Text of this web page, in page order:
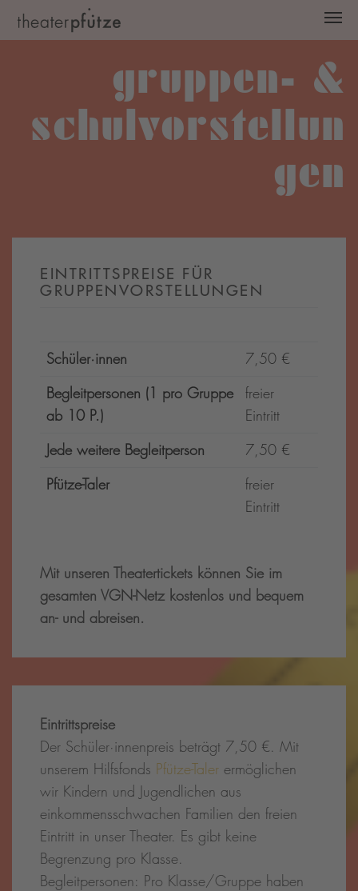
gruppen- &
schulvorstellun
gen
EINTRITTSPREISE FÜR
GRUPPENVORSTELLUNGEN
Schüler·innen
7,50 €
Begleitpersonen (1 pro Gruppe
ab 10 P.)
freier
Eintritt
Jede weitere Begleitperson
7,50 €
Pfütze-Taler
freier
Eintritt
Mit unseren Theatertickets können Sie im
gesamten VGN-Netz kostenlos und bequem
an- und abreisen.
Eintrittspreise
Der Schüler·innenpreis beträgt 7,50 €. Mit
unserem Hilfsfonds Pfütze-Taler ermöglichen
wir Kindern und Jugendlichen aus
einkommensschwachen Familien den freien
Eintritt in unser Theater. Es gibt keine
Begrenzung pro Klasse.
Begleitpersonen: Pro Klasse/Gruppe haben